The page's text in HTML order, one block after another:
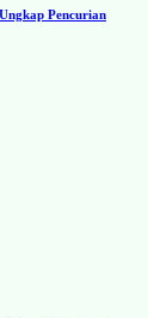
Pencurian